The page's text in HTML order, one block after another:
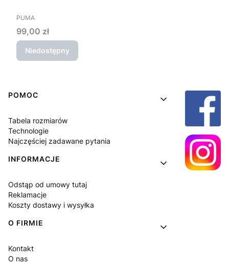
PRODUCENT
PUMA
Cena
99,00 zł
Niedostępny
Linki w stopce
POMOC
Tabela rozmiarów
Technologie
Najczęściej zadawane pytania
INFORMACJE
Odstąp od umowy tutaj
Reklamacje
Koszty dostawy i wysyłka
O FIRMIE
Kontakt
O nas